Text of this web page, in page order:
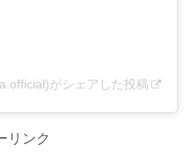
がシェアした投稿
リンク